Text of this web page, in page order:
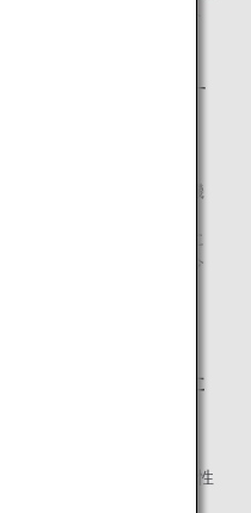
レーションマネジメント
討を始めたのです
別の駐機場からの飛行機
出発待機することにな
た。定時性向上と環境に
航空局と調整を重ね、今
した。
証を実施しました
以下の3つの観点で安全性
した。